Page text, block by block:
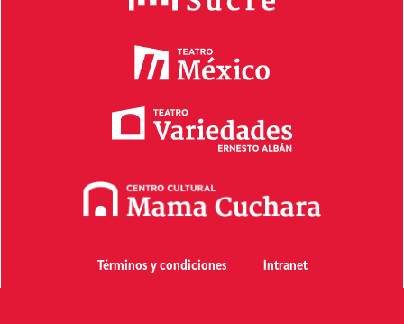
Términos y condiciones Intranet